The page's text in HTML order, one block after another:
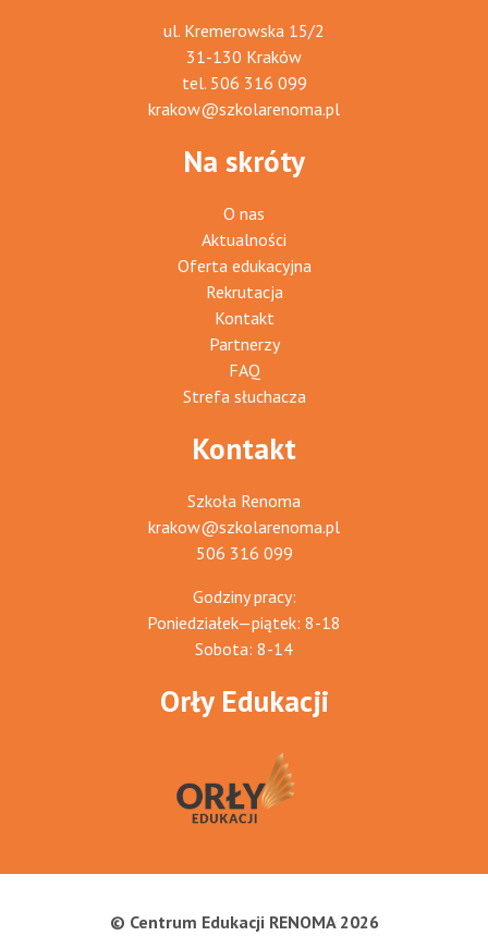
ul. Kremerowska 15/2
31-130 Kraków
tel. 506 316 099
krakow@szkolarenoma.pl
Na skróty
O nas
Aktualności
Oferta edukacyjna
Rekrutacja
Kontakt
Partnerzy
FAQ
Strefa słuchacza
Kontakt
Szkoła Renoma
krakow@szkolarenoma.pl
506 316 099
Godziny pracy:
Poniedziałek—piątek: 8-18
Sobota: 8-14
Orły Edukacji
© Centrum Edukacji RENOMA 2026